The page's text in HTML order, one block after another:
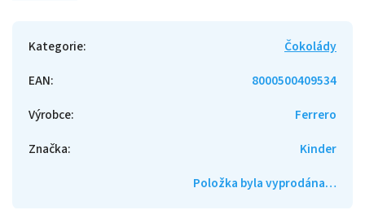
Kategorie:
Čokolády
EAN:
8000500409534
Výrobce:
Ferrero
Značka:
Kinder
Položka byla vyprodána…